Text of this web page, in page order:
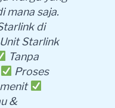
mana saja.
di
Unit Starlink
Tanpa
Proses
&